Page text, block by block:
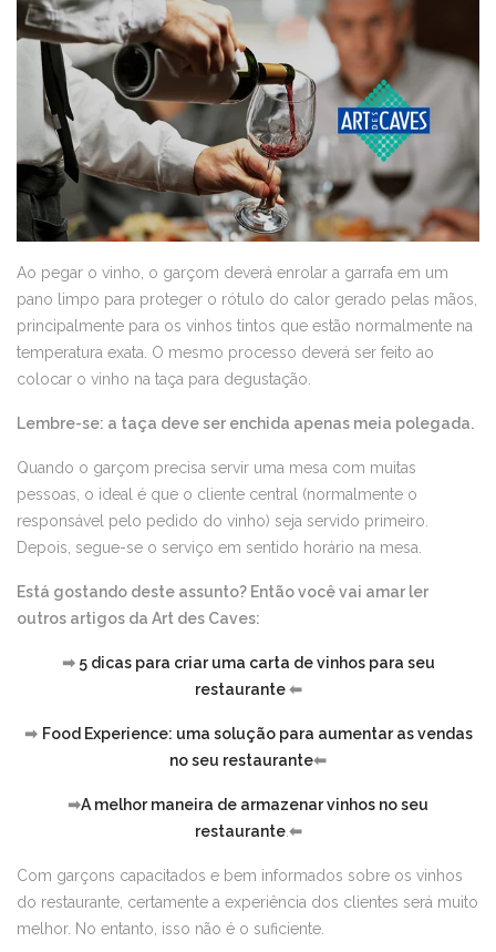
Ao pegar o vinho, o garçom deverá enrolar a garrafa em um
pano limpo para proteger o rótulo do calor gerado pelas mãos,
principalmente para os vinhos tintos que estão normalmente na
temperatura exata. O mesmo processo deverá ser feito ao
colocar o vinho na taça para degustação.
Lembre-se: a taça deve ser enchida apenas meia polegada.
Quando o garçom precisa servir uma mesa com muitas
pessoas, o ideal é que o cliente central (normalmente o
responsável pelo pedido do vinho) seja servido primeiro.
Depois, segue-se o serviço em sentido horário na mesa.
Está gostando deste assunto? Então você vai amar ler
outros artigos da Art des Caves:
➡ 5 dicas para criar uma carta de vinhos para seu
restaurante⬅
➡ Food Experience: uma solução para aumentar as vendas
no seu restaurante⬅
➡A melhor maneira de armazenar vinhos no seu
restaurante.⬅
Com garçons capacitados e bem informados sobre os vinhos
do restaurante, certamente a experiência dos clientes será muito
melhor. No entanto, isso não é o suficiente.